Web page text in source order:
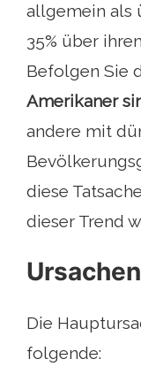
allgemein als
35% über
Befolgen Sie
Amerikaner
andere mit
diese
dieser Trend
Die
folgende: